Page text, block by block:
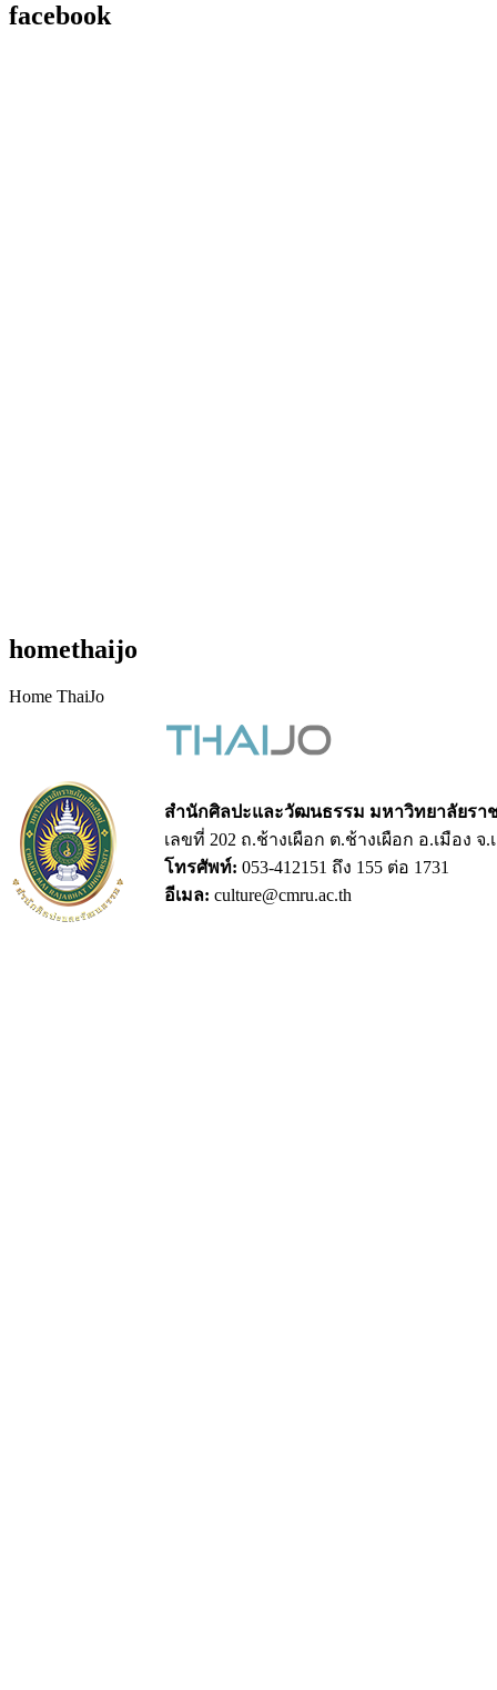
facebook
homethaijo
Home ThaiJo
สำนักศิลปะและวัฒนธรรม มหาวิทยาลัยรา
เลขที่ 202 ถ.ช้างเผือก ต.ช้างเผือก อ.เมือง จ.
โทรศัพท์: 053-412151 ถึง 155 ต่อ 1731
อีเมล: culture@cmru.ac.th